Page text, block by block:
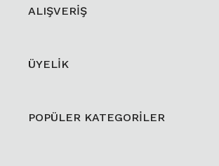
ALIŞVERİŞ
ÜYELİK
POPÜLER KATEGORİLER